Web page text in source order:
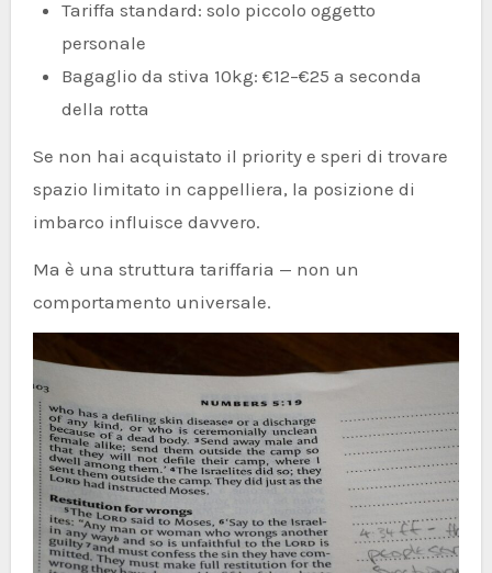
Tariffa standard: solo piccolo oggetto
personale
Bagaglio da stiva 10kg: €12–€25 a seconda
della rotta
Se non hai acquistato il priority e speri di trovare
spazio limitato in cappelliera, la posizione di
imbarco influisce davvero.
Ma è una struttura tariffaria — non un
comportamento universale.